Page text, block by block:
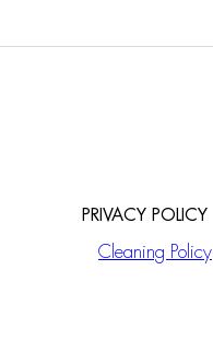
PRIVACY POLICY
Cleaning Policy